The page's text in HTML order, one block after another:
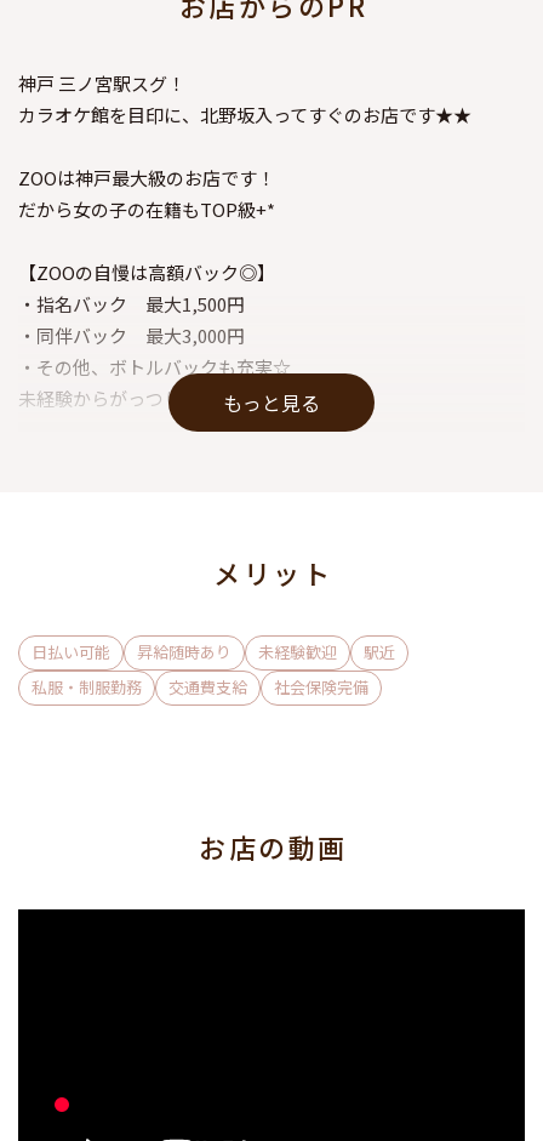
神戸 三ノ宮駅スグ！
カラオケ館を目印に、北野坂入ってすぐのお店です★★
ZOOは神戸最大級のお店です！
だから女の子の在籍もTOP級+*
【ZOOの自慢は高額バック◎】
・指名バック 最大1,500円
・同伴バック 最大3,000円
・その他、ボトルバックも充実☆
未経験からがっつり稼ぐことができます♪
厳しいノルマや罰金制度も無いので、
自分のペースでお仕事したい方はぜひご連絡をお待ちしてお
ります！
もっと見る
メリット
日払い可能 昇給随時あり 未経験歓迎
駅近
私服・制服勤務
交通費支給 社会保険完備
お店の動画